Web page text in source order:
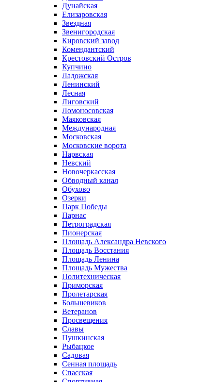
Дунайская
Елизаровская
Звездная
Звенигородская
Кировский завод
Комендантский
Крестовский Остров
Купчино
Ладожская
Ленинский
Лесная
Лиговский
Ломоносовская
Маяковская
Международная
Московская
Московские ворота
Нарвская
Невский
Новочеркасская
Обводный канал
Обухово
Озерки
Парк Победы
Парнас
Петроградская
Пионерская
Площадь Александра Невского
Площадь Восстания
Площадь Ленина
Площадь Мужества
Политехническая
Приморская
Пролетарская
Большевиков
Ветеранов
Просвещения
Славы
Пушкинская
Рыбацкое
Садовая
Сенная площадь
Спасская